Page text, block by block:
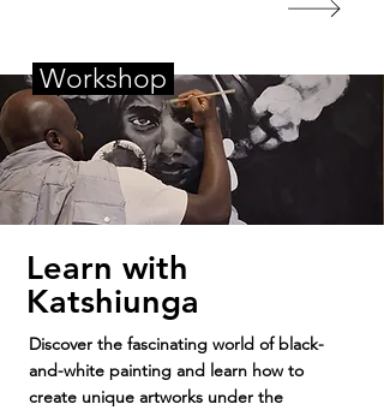
Workshop
Learn with
Katshiunga
Discover the fascinating world of black-
and-white painting and learn how to
create unique artworks under the